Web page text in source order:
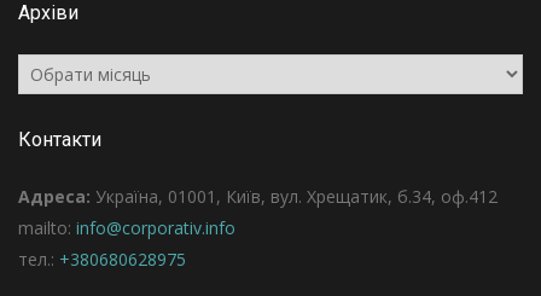
Архіви
Архіви
Контакти
Адреса: Україна, 01001, Київ, вул. Хрещатик, б.34, оф.412
mailto: info@corporativ.info
тел.: +380680628975